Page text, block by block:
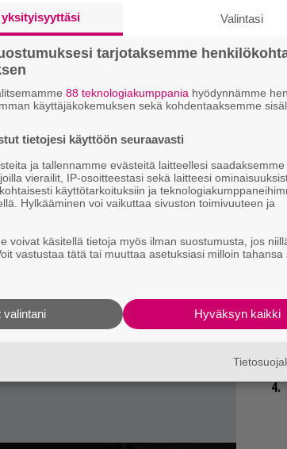
Mikäli maistui, niin ota haltuusi
before you go-gosekäMä oon sun
Valintasi
tarjotaksemme
88 teknologiakumppania hyödynnämme
käyttäjäkokemuksen sekä kohdentaaksemme
tietojesi käyttöön seuraavasti
ja tallennamme evästeitä laitteellesi saadaksemme
vierailit, IP-osoitteestasi sekä laitteesi
käyttötarkoituksiin ja
Hylkääminen voi vaikuttaa sivuston toimivuuteen ja
voivat käsitellä tietoja myös ilman suostumusta, jos
vastustaa tätä tai muuttaa asetuksiasi milloin tahansa
Hyväksyn kaikki
valintani